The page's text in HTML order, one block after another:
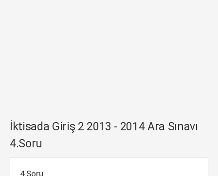
İktisada Giriş 2 2013 - 2014 Ara Sınavı
4.Soru
4.Soru